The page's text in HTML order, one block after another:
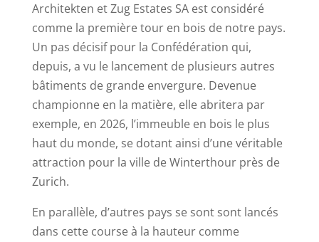
Architekten et Zug Estates SA est considéré
comme la première tour en bois de notre pays.
Un pas décisif pour la Confédération qui,
depuis, a vu le lancement de plusieurs autres
bâtiments de grande envergure. Devenue
championne en la matière, elle abritera par
exemple, en 2026, l’immeuble en bois le plus
haut du monde, se dotant ainsi d’une véritable
attraction pour la ville de Winterthour près de
Zurich.
En parallèle, d’autres pays se sont sont lancés
dans cette course à la hauteur comme